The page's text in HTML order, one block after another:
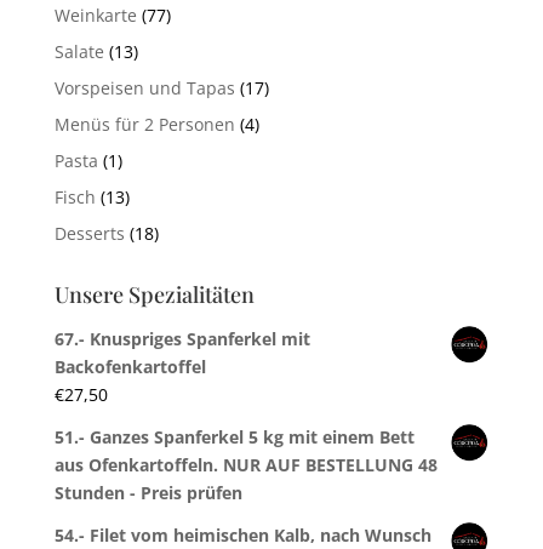
Weinkarte (77)
Salate (13)
Vorspeisen und Tapas (17)
Menüs für 2 Personen (4)
Pasta (1)
Fisch (13)
Desserts (18)
Unsere Spezialitäten
67.- Knuspriges Spanferkel mit
Backofenkartoffel
€27,50
51.- Ganzes Spanferkel 5 kg mit einem Bett
aus Ofenkartoffeln. NUR AUF BESTELLUNG 48
Stunden - Preis prüfen
54.- Filet vom heimischen Kalb, nach Wunsch